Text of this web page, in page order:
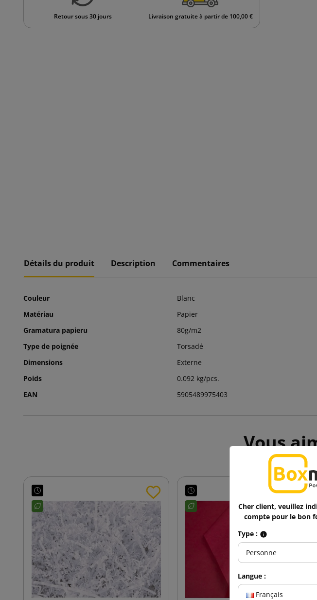
Retour sous 30 jours Livraison gratuite à partir de 100,00 €
Détails du produit Description Commentaires
Couleur
Blanc
Matériau
Papier
Gramatura papieru
80g/m2
Type de poignée
Torsadé
Dimensions
Externe
Poids
0.092 kg/pcs.
EAN
5905489975403
Vous
Cher client, veuillez
compte pour le bon
Type :
Personne
Langue :
Français